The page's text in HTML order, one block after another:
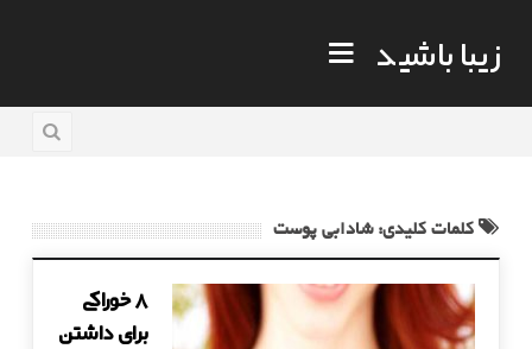
زیبا باشید
کلمات کلیدی: شادابی پوست
8 خوراکی
برای داشتن